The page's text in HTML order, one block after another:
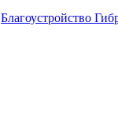
Благоустройство